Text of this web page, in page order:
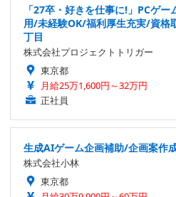
「27卒・好きを仕事に!」PCゲ
用/未経験OK/福利厚生充実/資格
丁目
株式会社プロジェクトトリガー
東京都
月給25万1,600円～32万円
正社員
生成AIゲーム企画補助/企画案作
株式会社小林
東京都